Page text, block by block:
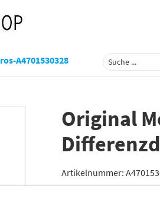
A4701530328
Original
Artikelnummer: